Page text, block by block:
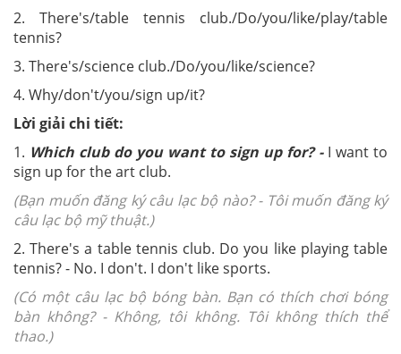
2. There's/table tennis club./Do/you/like/play/table
tennis?
3. There's/science club./Do/you/like/science?
4. Why/don't/you/sign up/it?
Lời giải chi tiết:
1. Which club do you want to sign up for? - I want to
sign up for the art club.
(Bạn muốn đăng ký câu lạc bộ nào? - Tôi muốn đăng ký
câu lạc bộ mỹ thuật.)
2.There's a table tennis club. Do you like playing table
tennis? - No. I don't. I don't like sports.
(Có một câu lạc bộ bóng bàn. Bạn có thích chơi bóng
bàn không? - Không, tôi không. Tôi không thích thể
thao.)